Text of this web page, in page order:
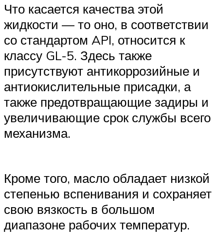
Что касается качества этой
жидкости — то оно, в соответствии
со стандартом API, относится к
классу GL-5. Здесь также
присутствуют антикоррозийные и
антиокислительные присадки, а
также предотвращающие задиры и
увеличивающие срок службы всего
механизма.
Кроме того, масло обладает низкой
степенью вспенивания и сохраняет
свою вязкость в большом
диапазоне рабочих температур.